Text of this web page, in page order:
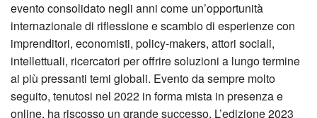
evento consolidato negli anni come un’opportunità
internazionale di riflessione e scambio di esperienze con
imprenditori, economisti, policy-makers, attori sociali,
intellettuali, ricercatori per offrire soluzioni a lungo termine
ai più pressanti temi globali. Evento da sempre molto
seguito, tenutosi nel 2022 in forma mista in presenza e
online, ha riscosso un grande successo. L’edizione 2023